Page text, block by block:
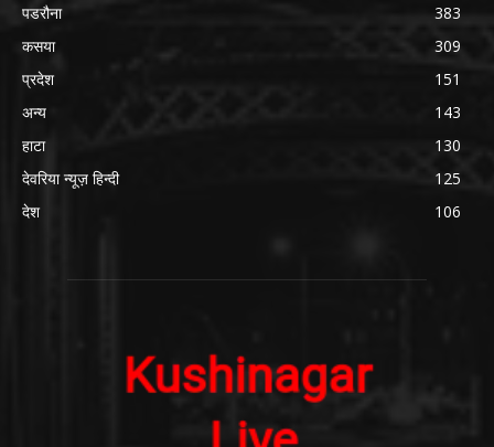
पडरौना
383
कसया
309
प्रदेश
151
अन्य
143
हाटा
130
देवरिया न्यूज़ हिन्दी
125
देश
106